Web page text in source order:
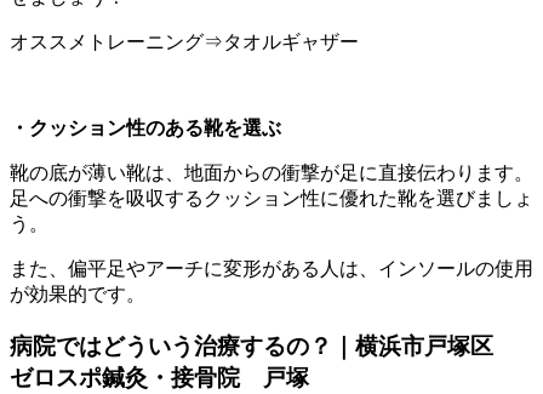
オススメトレーニング⇒タオルギャザー
・クッション性のある靴を選ぶ
靴の底が薄い靴は、地面からの衝撃が足に直接伝わります。
足への衝撃を吸収するクッション性に優れた靴を選びましょ
う。
また、偏平足やアーチに変形がある人は、インソールの使用
が効果的です。
病院ではどういう治療するの？｜横浜市戸塚区
ゼロスポ鍼灸・接骨院 戸塚